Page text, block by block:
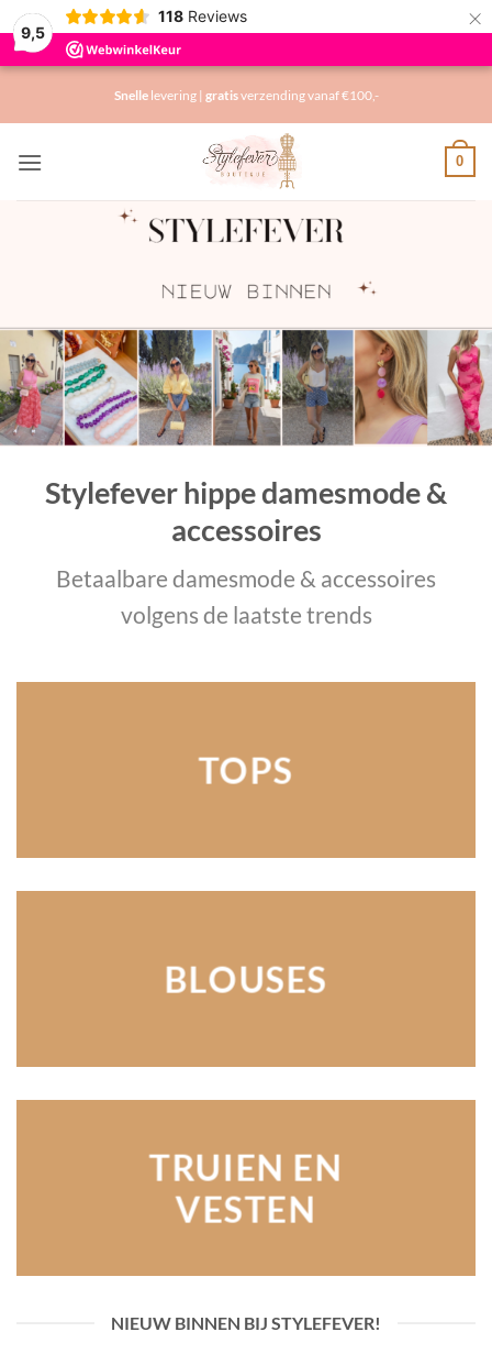
9,5
118 Reviews ×
Snellelevering | gratisverzending vanaf €100,-
0
Stylefever hippe damesmode &
accessoires
Betaalbare damesmode & accessoires
volgens de laatste trends
TOPS
BLOUSES
TRUIEN EN
VESTEN
NIEUW BINNEN BIJ STYLEFEVER!